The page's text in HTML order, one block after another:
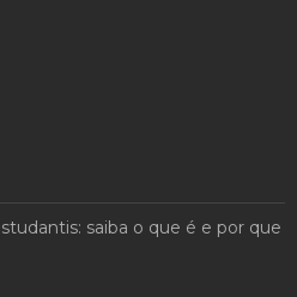
saiba o que é e por que